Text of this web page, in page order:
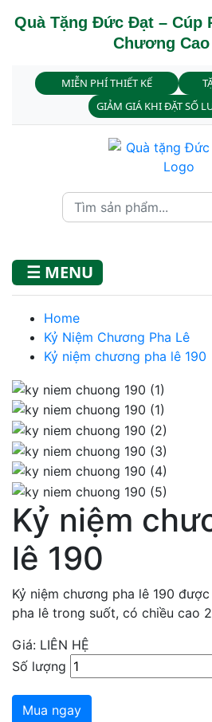
Quà Tặng Đức Đạt – Cúp
Chương Cao
MIỄN PHÍ THIẾT KẾ
GIẢM GIÁ KHI ĐẶT SỐ
☰ MENU
Home
Kỷ Niệm Chương Pha Lê
Kỷ niệm chương pha lê 190
Kỷ niệm
lê 190
Kỷ niệm chương pha lê 190
pha lê trong suốt, có chiều cao
Giá: LIÊN HỆ
Số lượng
Mua ngay